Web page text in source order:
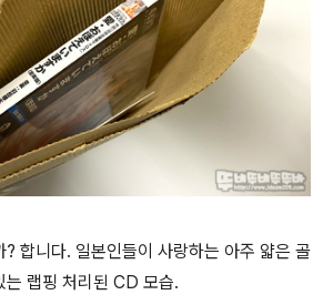
? 합니다. 일본인들이 사랑하는 아주 얇은 골
는 랩핑 처리된 CD 모습.